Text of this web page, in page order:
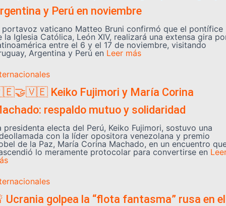
y Perú en noviembre
portavoz vaticano Matteo Bruni confirmó que el pontífice
la Iglesia Católica, León XIV, realizará una extensa gira
entre el 6 y el 17 de noviembre, visitando
Argentina y Perú en Leer más
Keiko Fujimori y María Corina
respaldo mutuo y solidaridad
presidenta electa del Perú, Keiko Fujimori, sostuvo una
con la líder opositora venezolana y premio
de la Paz, María Corina Machado, en un encuentro
lo meramente protocolar para convertirse en
Ucrania golpea la “flota fantasma” rusa en el